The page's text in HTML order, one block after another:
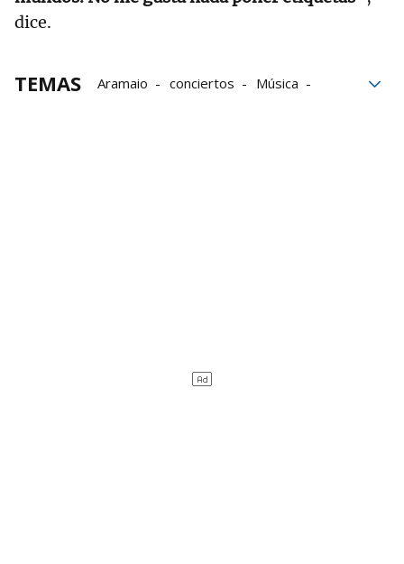
dice.
TEMAS Aramaio conciertos
Música